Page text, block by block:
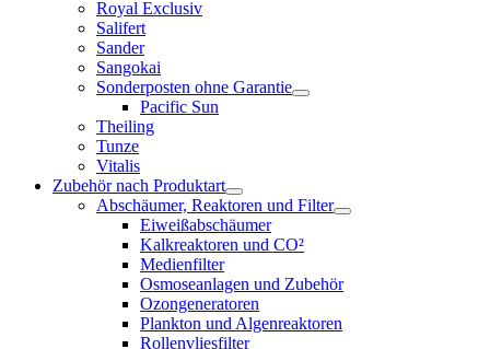
Royal Exclusiv
Salifert
Sander
Sangokai
Sonderposten ohne Garantie
Pacific Sun
Theiling
Tunze
Vitalis
Zubehör nach Produktart
Abschäumer, Reaktoren und Filter
Eiweißabschäumer
Kalkreaktoren und CO²
Medienfilter
Osmoseanlagen und Zubehör
Ozongeneratoren
Plankton und Algenreaktoren
Rollenvliesfilter